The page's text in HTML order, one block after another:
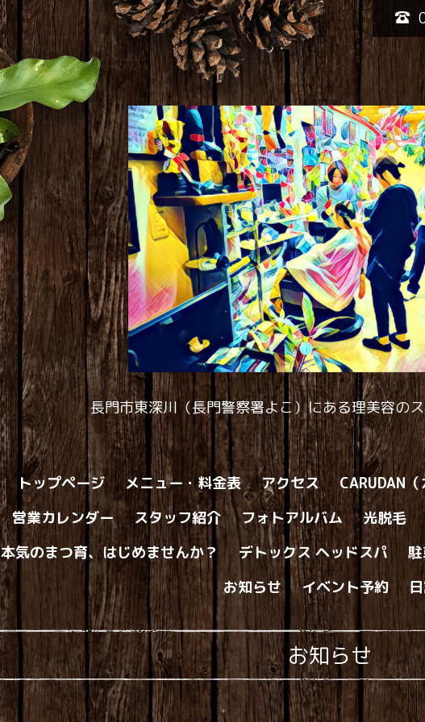
長門市東深川（長門警察署よこ）にある理美容の
トップページ メニュー・料金表 アクセス CARUDAN
営業カレンダー
スタッフ紹介 フォトアルバム 光脱毛
本気のまつ育、はじめませんか？
デトックス ヘッドスパ
お知らせ
イベント予約
お知らせ